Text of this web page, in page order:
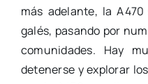
más adelante, la
galés, pasando por
comunidades. Hay
detenerse y explorar